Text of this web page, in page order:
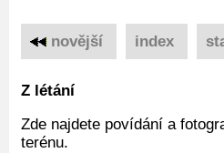
novější index
Z létání
Zde najdete povídání a
terénu.